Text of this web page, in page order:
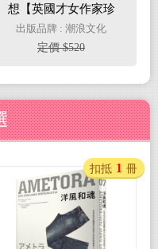
想【英國才女作家珍
奈．溫特森最新散文
集】：從吸血鬼到人工
智慧，我們是在前進還
出版品牌 : 潮浪文化
定價 $520
扣抵 1 冊